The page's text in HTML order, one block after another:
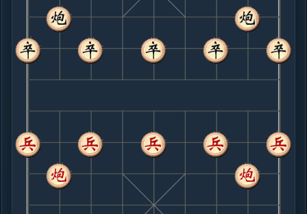
5. 马八进九
红+11
.....砲８进４
6. 车九进一
红+27
.....象３进５
红+46
7. 炮八平七
红+58
8. 马三进四
红+186
.....马２进１
红+552
砲８退１
9. 炮七平六
红+495
.....砲２进４
10. 马四进六
红+173
车九平四
.....车１进１
红+176